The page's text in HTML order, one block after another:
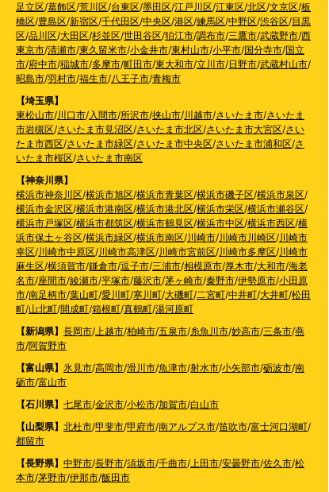
足立区/葛飾区/荒川区/台東区/墨田区/江戸川区/江東区/北区/文京区/板
橋区/豊島区/新宿区/千代田区/中央区/港区/練馬区/中野区/渋谷区/目黒
区/品川区/大田区/杉並区/世田谷区/狛江市/調布市/三鷹市/武蔵野市/西
東京市/清瀬市/東久留米市/小金井市/東村山市/小平市/国分寺市/国立
市/府中市/稲城市/多摩市/町田市/東大和市/立川市/日野市/武蔵村山市/
昭島市/羽村市/福生市/八王子市/青梅市
【埼玉県】
東松山市/川口市/入間市/所沢市/挟山市/川越市/さいたま市/さいたま
市岩槻区/さいたま市見沼区/さいたま市北区/さいたま市大宮区/さい
たま市西区/さいたま市緑区/さいたま市中央区/さいたま市浦和区/さ
いたま市桜区/さいたま市南区
【神奈川県】
横浜市神奈川区/横浜市旭区/横浜市青葉区/横浜市磯子区/横浜市泉区/
横浜市金沢区/横浜市港南区/横浜市港北区/横浜市栄区/横浜市瀬谷区/
横浜市戸塚区/横浜市都筑区/横浜市鶴見区/横浜市中区/横浜市西区/横
浜市保土ヶ谷区/横浜市緑区/横浜市南区/川崎市/川崎市川崎区/川崎市
幸区/川崎市中原区/川崎市高津区/川崎市宮前区/川崎市多摩区/川崎市
麻生区/横須賀市/鎌倉市/逗子市/三浦市/相模原市/厚木市/大和市/海老
名市/座間市/綾瀬市/平塚市/藤沢市/茅ヶ崎市/秦野市/伊勢原市/小田原
市/南足柄市/葉山町/愛川町/寒川町/大磯町/二宮町/中井町/大井町/松田
町/山北町/開成町/箱根町/真鶴町/湯河原町
【新潟県】 長岡市/上越市/柏崎市/五泉市/糸魚川市/妙高市/三条市/燕
市/阿賀野市
【富山県】 氷見市/高岡市/滑川市/魚津市/射水市/小矢部市/砺波市/南
砺市/富山市
【石川県】 七尾市/金沢市/小松市/加賀市/白山市
【山梨県】 北杜市/甲斐市/甲府市/南アルプス市/笛吹市/富士河口湖町/
都留市
【長野県】 中野市/長野市/須坂市/千曲市/上田市/安曇野市/佐久市/松
本市/茅野市/伊那市/飯田市